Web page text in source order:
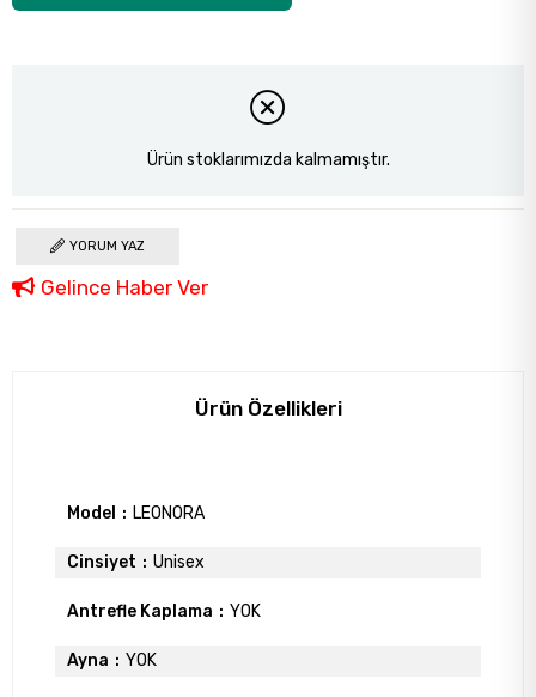
Ürün stoklarımızda kalmamıştır.
YORUM YAZ
Gelince Haber Ver
Ürün Özellikleri
Model LEONORA
Cinsiyet Unisex
Antrefle Kaplama YOK
Ayna YOK